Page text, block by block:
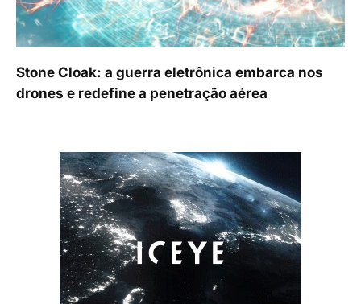
Stone Cloak: a guerra eletrônica embarca nos
drones e redefine a penetração aérea